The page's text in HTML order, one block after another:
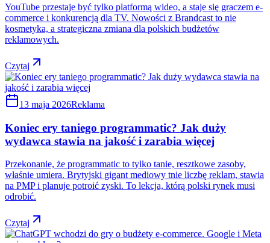
YouTube przestaje być tylko platformą wideo, a staje się graczem e-
commerce i konkurencją dla TV. Nowości z Brandcast to nie
kosmetyka, a strategiczna zmiana dla polskich budżetów
reklamowych.
Czytaj
13 maja 2026Reklama
Koniec ery taniego programmatic? Jak duży
wydawca stawia na jakość i zarabia więcej
Przekonanie, że programmatic to tylko tanie, resztkowe zasoby,
właśnie umiera. Brytyjski gigant mediowy tnie liczbę reklam, stawia
na PMP i planuje potroić zyski. To lekcja, którą polski rynek musi
odrobić.
Czytaj